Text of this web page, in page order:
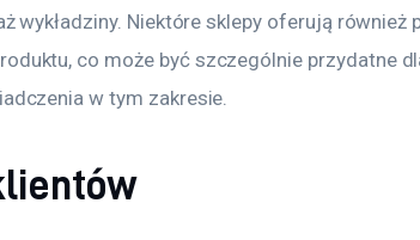
wykładziny. Niektóre sklepy oferują również
co może być szczególnie przydatne
w tym zakresie.